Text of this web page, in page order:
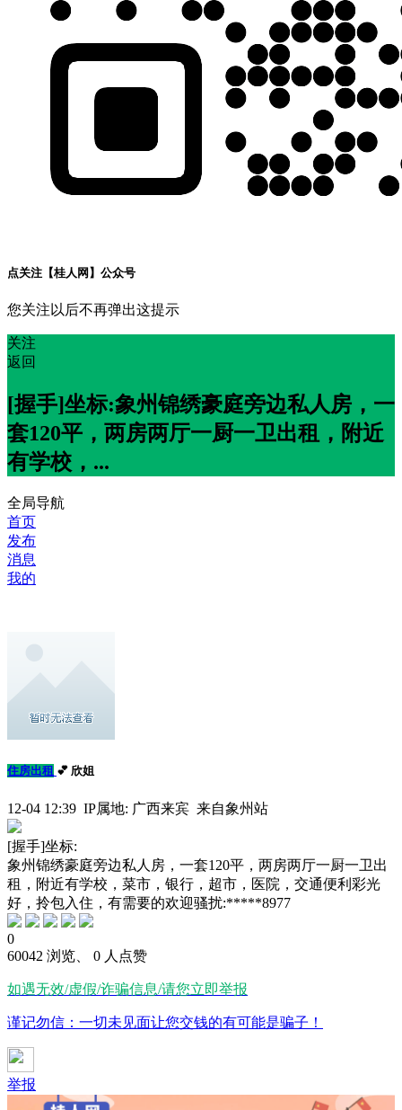
点关注【桂人网】公众号
您关注以后不再弹出这提示
关注
返回
[握手]坐标:象州锦绣豪庭旁边私人房，一
套120平，两房两厅一厨一卫出租，附近
有学校，...
全局导航
首页
发布
消息
我的
住房出租 💕 欣姐
12-04 12:39 IP属地: 广西来宾 来自象州站
[握手]坐标:
象州锦绣豪庭旁边私人房，一套120平，两房两厅一厨一卫出
租，附近有学校，菜市，银行，超市，医院，交通便利彩光
好，拎包入住，有需要的欢迎骚扰:*****8977
0
60042 浏览、 0 人点赞
如遇无效/虚假/诈骗信息/请您立即举报
谨记勿信：一切未见面让您交钱的有可能是骗子！
举报